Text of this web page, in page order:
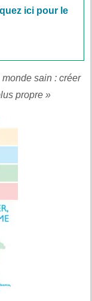
ici pour le
sain : créer
propre »